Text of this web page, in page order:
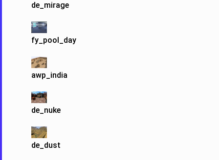
de_mirage
fy_pool_day
awp_india
de_nuke
de_dust